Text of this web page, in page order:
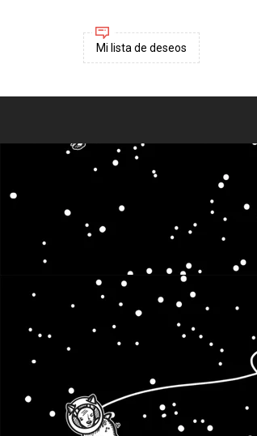
Mi lista de deseos